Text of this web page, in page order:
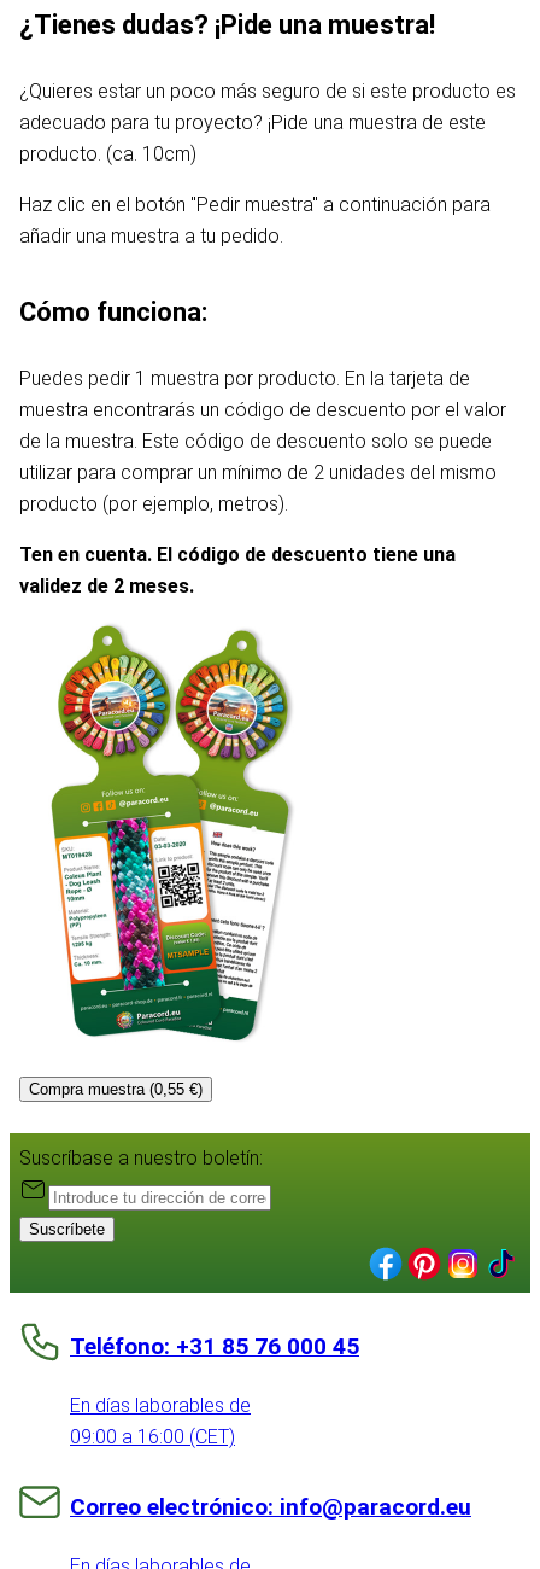
¿Tienes dudas? ¡Pide una muestra!
¿Quieres estar un poco más seguro de si este producto es
adecuado para tu proyecto? ¡Pide una muestra de este
producto. (ca. 10cm)
Haz clic en el botón "Pedir muestra" a continuación para
añadir una muestra a tu pedido.
Cómo funciona:
Puedes pedir 1 muestra por producto. En la tarjeta de
muestra encontrarás un código de descuento por el valor
de la muestra. Este código de descuento solo se puede
utilizar para comprar un mínimo de 2 unidades del mismo
producto (por ejemplo, metros).
Ten en cuenta. El código de descuento tiene una
validez de 2 meses.
Compra muestra (0,55 €)
Suscríbase a nuestro boletín:
Suscríbete
Teléfono: +31 85 76 000 45
En días laborables de
09:00 a 16:00 (CET)
Correo electrónico: info@paracord.eu